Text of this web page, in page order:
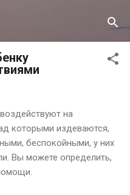
на
которыми издеваются,
беспокойными, у них
Вы можете определить,